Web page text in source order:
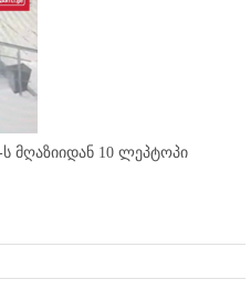
მღაზიიდან 10 ლეპტოპი